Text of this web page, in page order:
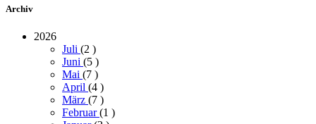
Archiv
2026
Juli (2 )
Juni (5 )
Mai (7 )
April (4 )
März (7 )
Februar(1 )